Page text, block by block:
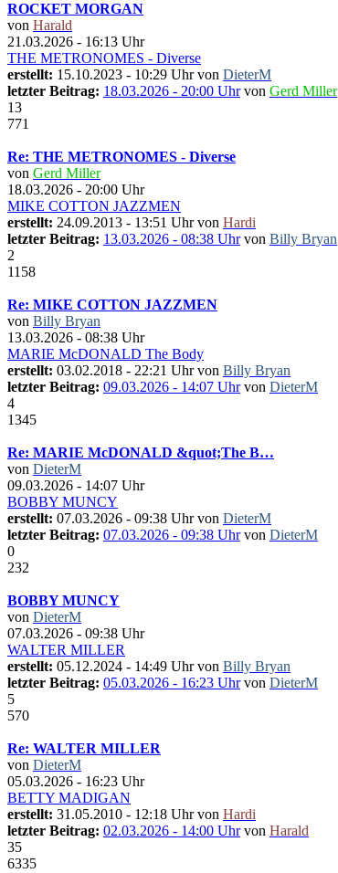
ROCKET MORGAN
von Harald
21.03.2026 - 16:13 Uhr
THE METRONOMES - Diverse
erstellt: 15.10.2023 - 10:29 Uhr von DieterM
letzter Beitrag: 18.03.2026 - 20:00 Uhrvon Gerd Miller
13
771
Re: THE METRONOMES - Diverse
von Gerd Miller
18.03.2026 - 20:00 Uhr
MIKE COTTON JAZZMEN
erstellt: 24.09.2013 - 13:51 Uhr von Hardi
letzter Beitrag: 13.03.2026 - 08:38 Uhrvon Billy Bryan
2
1158
Re: MIKE COTTON JAZZMEN
von Billy Bryan
13.03.2026 - 08:38 Uhr
MARIE McDONALD The Body
erstellt: 03.02.2018 - 22:21 Uhr von Billy Bryan
letzter Beitrag: 09.03.2026 - 14:07 Uhrvon DieterM
4
1345
Re: MARIE McDONALD &quot;The B…
von DieterM
09.03.2026 - 14:07 Uhr
BOBBY MUNCY
erstellt: 07.03.2026 - 09:38 Uhr von DieterM
letzter Beitrag: 07.03.2026 - 09:38 Uhrvon DieterM
0
232
BOBBY MUNCY
von DieterM
07.03.2026 - 09:38 Uhr
WALTER MILLER
erstellt: 05.12.2024 - 14:49 Uhr von Billy Bryan
letzter Beitrag: 05.03.2026 - 16:23 Uhrvon DieterM
5
570
Re: WALTER MILLER
von DieterM
05.03.2026 - 16:23 Uhr
BETTY MADIGAN
erstellt: 31.05.2010 - 12:18 Uhr von Hardi
letzter Beitrag: 02.03.2026 - 14:00 Uhrvon Harald
35
6335